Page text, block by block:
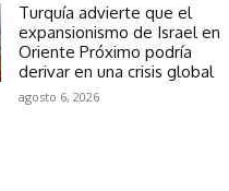
Turquía advierte que el
expansionismo de Israel en
Oriente Próximo podría
derivar en una crisis global
agosto 6, 2026